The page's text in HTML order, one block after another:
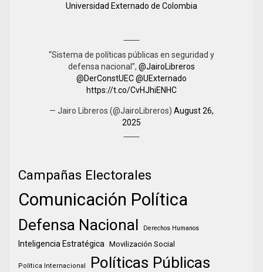
Universidad Externado de Colombia
“Sistema de políticas públicas en seguridad y
defensa nacional”, @JairoLibreros
@DerConstUEC@UExternado
https://t.co/CvHJhiENHC
— Jairo Libreros (@JairoLibreros) August 26,
2025
Campañas Electorales
Comunicación Política
Defensa Nacional Derechos Humanos
Inteligencia Estratégica Movilización Social
Política Internacional Políticas Públicas